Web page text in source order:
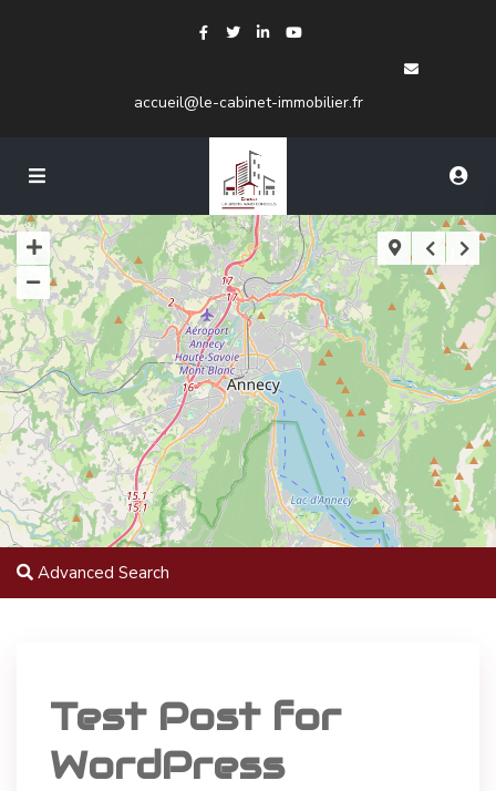
accueil@le-cabinet-immobilier.fr
Advanced Search
Test Post for
WordPress